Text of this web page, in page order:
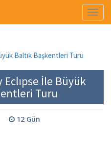
Aç
Baltık Başkentleri Turu
Eclıpse İle Büyük
Turu
12 Gün